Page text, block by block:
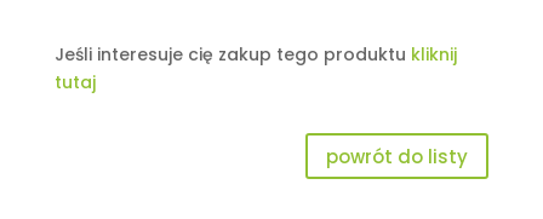
Jeśli interesuje cię zakup tego produktu kliknij
tutaj
powrót do listy